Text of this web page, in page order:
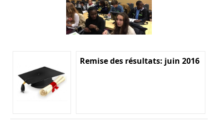
Remise des résultats: juin 2016